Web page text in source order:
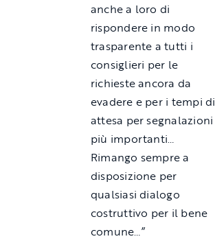
anche a loro di
rispondere in modo
trasparente a tutti i
consiglieri per le
richieste ancora da
evadere e per i tempi di
attesa per segnalazioni
più importanti…
Rimango sempre a
disposizione per
qualsiasi dialogo
costruttivo per il bene
comune…”